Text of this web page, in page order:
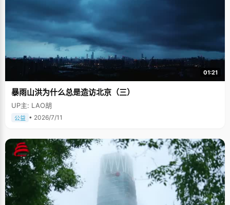
01:21
暴雨山洪为什么总是造访北京（三）
UP主: LAO胡
公益 • 2026/7/11